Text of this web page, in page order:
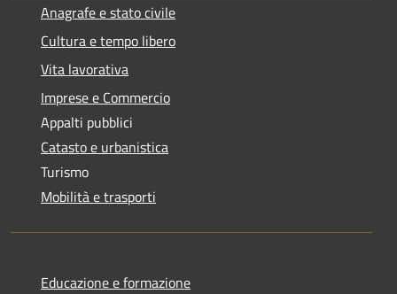
Anagrafe e stato civile
Cultura e tempo libero
Vita lavorativa
Imprese e Commercio
Appalti pubblici
Catasto e urbanistica
Turismo
Mobilità e trasporti
Educazione e formazione